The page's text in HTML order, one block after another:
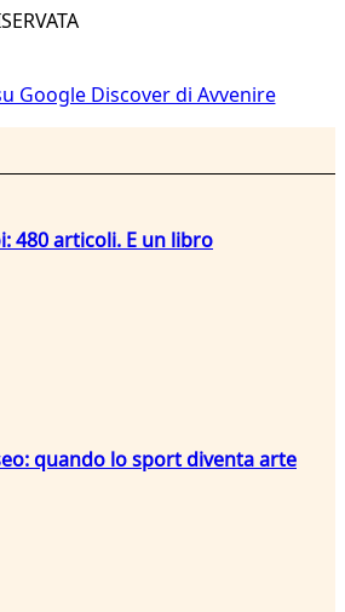
Google Discover di Avvenire
480 articoli. E un libro
quando lo sport diventa arte